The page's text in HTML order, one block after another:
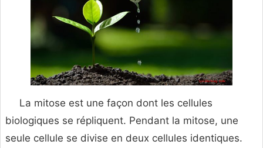
La mitose est une façon dont les cellules
biologiques se répliquent. Pendant la mitose, une
seule cellule se divise en deux cellules identiques.